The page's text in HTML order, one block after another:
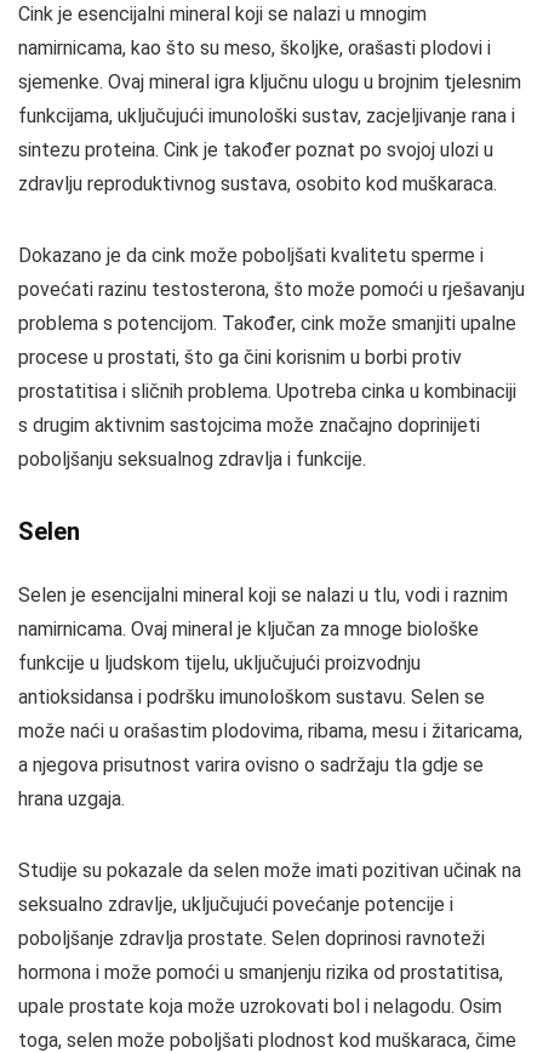
Cink je esencijalni mineral koji se nalazi u mnogim
namirnicama, kao što su meso, školjke, orašasti plodovi i
sjemenke. Ovaj mineral igra ključnu ulogu u brojnim tjelesnim
funkcijama, uključujući imunološki sustav, zacjeljivanje rana i
sintezu proteina. Cink je također poznat po svojoj ulozi u
zdravlju reproduktivnog sustava, osobito kod muškaraca.
Dokazano je da cink može poboljšati kvalitetu sperme i
povećati razinu testosterona, što može pomoći u rješavanju
problema s potencijom. Također, cink može smanjiti upalne
procese u prostati, što ga čini korisnim u borbi protiv
prostatitisa i sličnih problema. Upotreba cinka u kombinaciji
s drugim aktivnim sastojcima može značajno doprinijeti
poboljšanju seksualnog zdravlja i funkcije.
Selen
Selen je esencijalni mineral koji se nalazi u tlu, vodi i raznim
namirnicama. Ovaj mineral je ključan za mnoge biološke
funkcije u ljudskom tijelu, uključujući proizvodnju
antioksidansa i podršku imunološkom sustavu. Selen se
može naći u orašastim plodovima, ribama, mesu i žitaricama,
a njegova prisutnost varira ovisno o sadržaju tla gdje se
hrana uzgaja.
Studije su pokazale da selen može imati pozitivan učinak na
seksualno zdravlje, uključujući povećanje potencije i
poboljšanje zdravlja prostate. Selen doprinosi ravnoteži
hormona i može pomoći u smanjenju rizika od prostatitisa,
upale prostate koja može uzrokovati bol i nelagodu. Osim
toga, selen može poboljšati plodnost kod muškaraca, čime